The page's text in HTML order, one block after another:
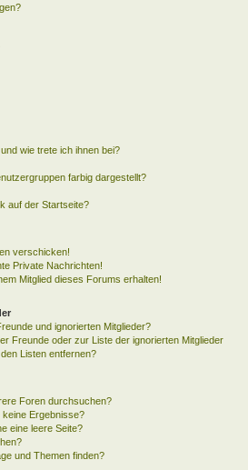
wie trete ich ihnen bei?
farbig dargestellt?
auf der Startseite?
verschicken!
Private Nachrichten!
Mitglied dieses Forums erhalten!
und ignorierten Mitglieder?
Freunde oder zur Liste der ignorierten Mitglieder
Listen entfernen?
Foren durchsuchen?
Ergebnisse?
eine leere Seite?
und Themen finden?